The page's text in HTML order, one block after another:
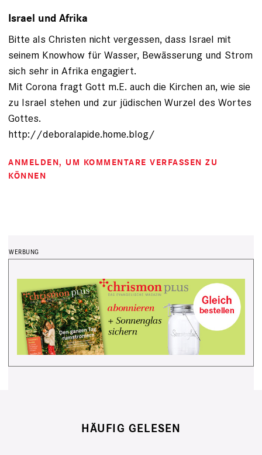
Israel und Afrika
Bitte als Christen nicht vergessen, dass Israel mit
seinem Knowhow für Wasser, Bewässerung und Strom
sich sehr in Afrika engagiert.
Mit Corona fragt Gott m.E. auch die Kirchen an, wie sie
zu Israel stehen und zur jüdischen Wurzel des Wortes
Gottes.
http://deboralapide.home.blog/
ANMELDEN, UM KOMMENTARE VERFASSEN ZU
KÖNNEN
HÄUFIG GELESEN